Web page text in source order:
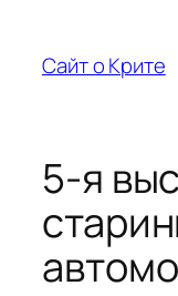
содержимому
Сайт о Крите
5-я